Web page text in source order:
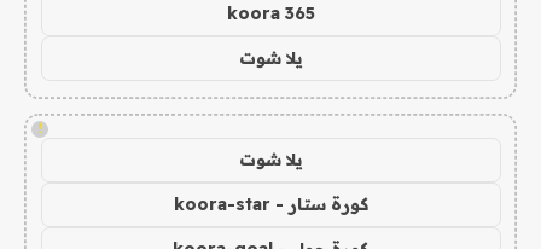
koora 365
يلا شوت
!
يلا شوت
كورة ستار - koora-star